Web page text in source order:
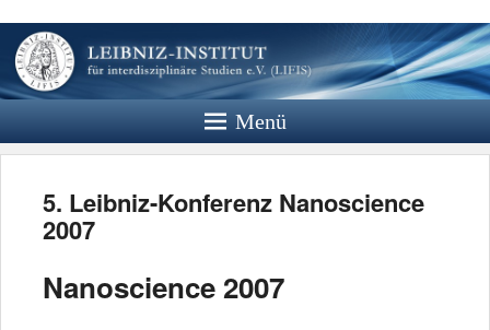
Leibniz
Institut
Website des Leibniz Instituts für
Interdisziplinäre Studien e.V.
Menü
5. Leibniz-Konferenz Nanoscience
2007
Nanoscience 2007